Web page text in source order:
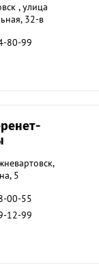
, улица
32-в
80-99
5
00-55
12-99